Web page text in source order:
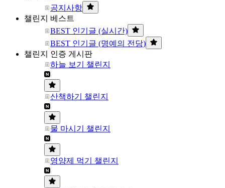
공지사항
챌린지 베스트
BEST 인기글 (실시간)
BEST 인기글 (명예의 전당)
챌린지 인증 게시판
하늘 보기 챌린지
산책하기 챌린지
물 마시기 챌린지
영양제 먹기 챌린지